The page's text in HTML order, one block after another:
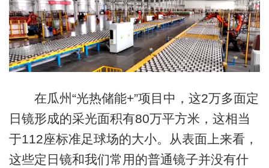
在瓜州“光热储能+”项目中，这2万多面定
日镜形成的采光面积有80万平方米，这相当
于112座标准足球场的大小。从表面上来看，
这些定日镜和我们常用的普通镜子并没有什